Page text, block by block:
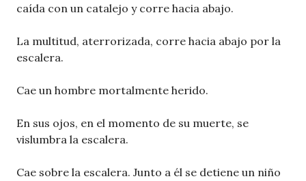
caída con un catalejo y corre hacia abajo.
La multitud, aterrorizada, corre hacia abajo por la
escalera.
Cae un hombre mortalmente herido.
En sus ojos, en el momento de su muerte, se
vislumbra la escalera.
Cae sobre la escalera. Junto a él se detiene un niño